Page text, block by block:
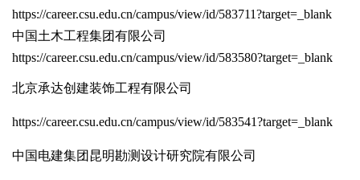
https://career.csu.edu.cn/campus/view/id/583711?target=_blank
中国土木工程集团有限公司
https://career.csu.edu.cn/campus/view/id/583580?target=_blank
北京承达创建装饰工程有限公司
https://career.csu.edu.cn/campus/view/id/583541?target=_blank
中国电建集团昆明勘测设计研究院有限公司